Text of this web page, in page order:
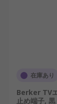
在庫あり
Berker TV
止め端子, 黒